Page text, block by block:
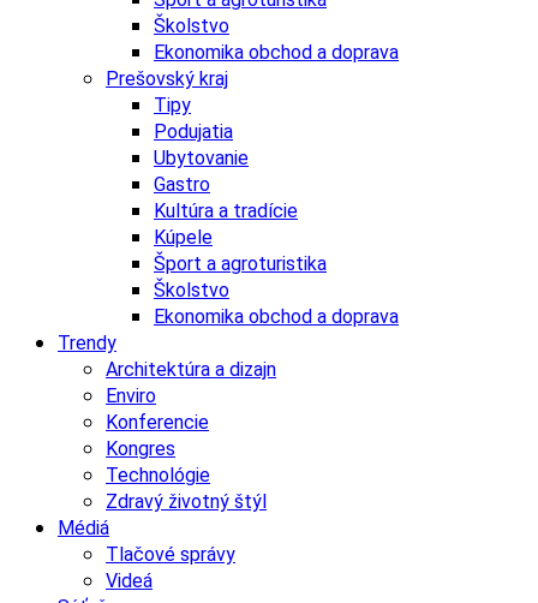
Školstvo
Ekonomika obchod a doprava
Prešovský kraj
Tipy
Podujatia
Ubytovanie
Gastro
Kultúra a tradície
Kúpele
Šport a agroturistika
Školstvo
Ekonomika obchod a doprava
Trendy
Architektúra a dizajn
Enviro
Konferencie
Kongres
Technológie
Zdravý životný štýl
Médiá
Tlačové správy
Videá